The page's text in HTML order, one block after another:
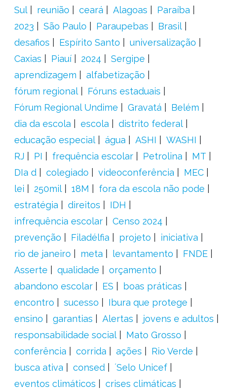
Sul
reunião ceará Alagoas
Paraíba
2023
São Paulo Paraupebas
Brasil
desafios
Espírito Santo
universalização
Caxias
Piauí 2024
Sergipe
aprendizagem
alfabetização
fórum regional
Fóruns estaduais
Fórum Regional Undime
Gravatá
Belém
dia da escola
escola
distrito federal
educação especial
água ASHI
WASHI
RJ
PI frequência escolar Petrolina
MT
DIa d
colegiado videoconferência
MEC
lei
250mil 18M
fora da escola não pode
estratégia
direitos
IDH
infrequência escolar
Censo 2024
prevenção
Filadélfia projeto
iniciativa
rio de janeiro
meta levantamento
FNDE
Asserte
qualidade
orçamento
abandono escolar
ES
boas práticas
encontro
sucesso
Ibura que protege
ensino
garantias Alertas
jovens e adultos
responsabilidade social
Mato Grosso
conferência
corrida ações
Rio Verde
busca ativa
consed
´Selo Unicef
eventos climáticos
crises climáticas